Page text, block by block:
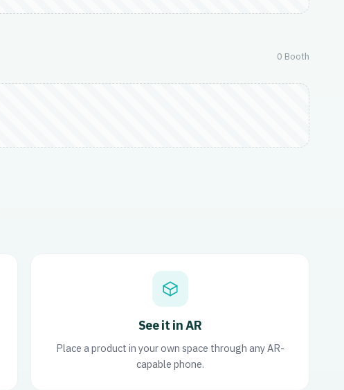
0 Booth
See it in AR
Place a product in your own space through any AR-
capable phone.